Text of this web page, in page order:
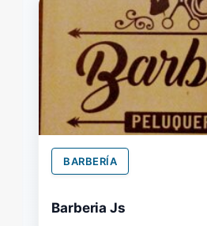
BARBERÍA
Barberia Js